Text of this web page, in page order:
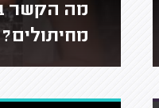
מה הקשר
מחיתולים?